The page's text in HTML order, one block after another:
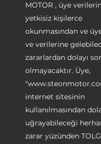
MOTOR , üye
yetkisiz kişilerce
okunmasından ve
ve verilerine
zararlardan dolayı
olmayacaktır. Üye,
"
internet sitesinin
kullanılmasından
uğrayabileceği
zarar yüzünden